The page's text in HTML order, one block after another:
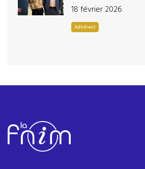
18 février 2026
Adhérent